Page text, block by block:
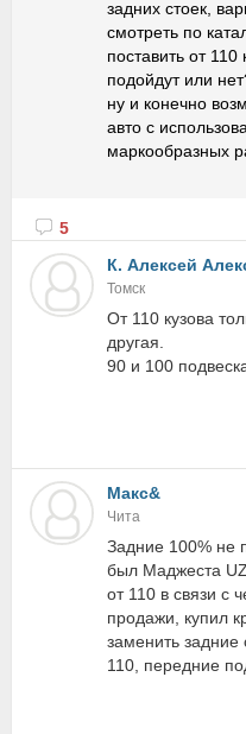
задних стоек,
смотреть по
поставить от 110
подойдут или
ну и конечно
авто с
маркообразных
5
К. Алексей
Томск
От 110 кузова
другая.
90 и 100
Макс&
Чита
Задние 100% не
был Маджеста
от 110 в связи с
продажи, купил
заменить
110, передние